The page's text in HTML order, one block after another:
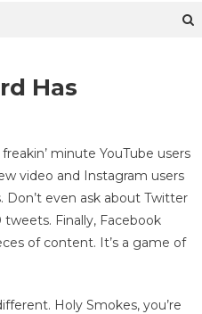
Has
minute YouTube users
video and Instagram users
Don’t even ask about Twitter
Finally, Facebook
of content. It’s a game of
Holy Smokes, you’re